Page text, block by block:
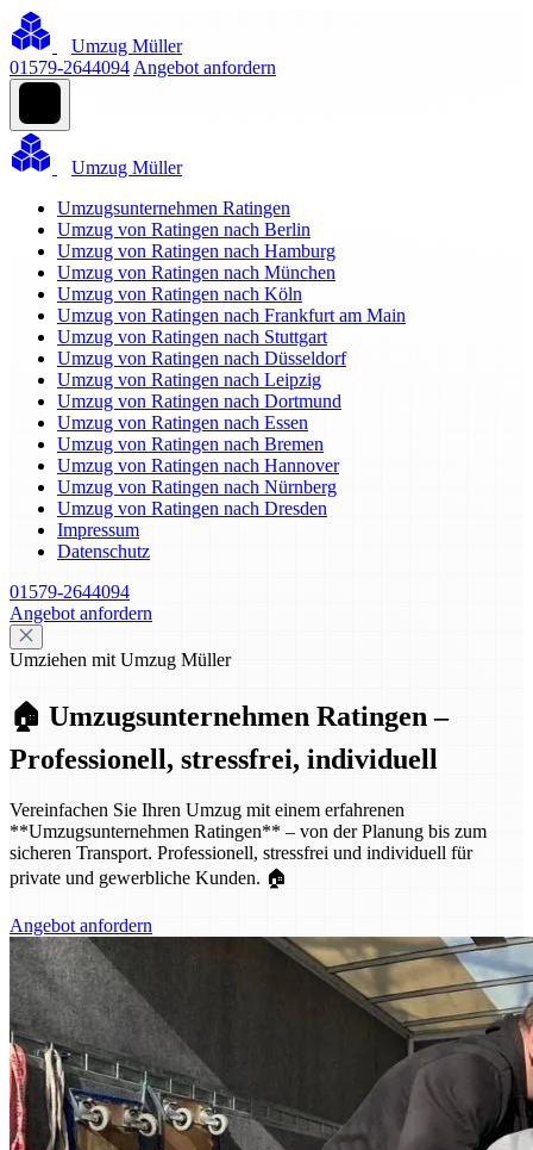
Umzug Müller
01579-2644094 Angebot anfordern
Umzug Müller
Umzugsunternehmen Ratingen
Umzug von Ratingen nach Berlin
Umzug von Ratingen nach Hamburg
Umzug von Ratingen nach München
Umzug von Ratingen nach Köln
Umzug von Ratingen nach Frankfurt am Main
Umzug von Ratingen nach Stuttgart
Umzug von Ratingen nach Düsseldorf
Umzug von Ratingen nach Leipzig
Umzug von Ratingen nach Dortmund
Umzug von Ratingen nach Essen
Umzug von Ratingen nach Bremen
Umzug von Ratingen nach Hannover
Umzug von Ratingen nach Nürnberg
Umzug von Ratingen nach Dresden
Impressum
Datenschutz
01579-2644094
Angebot anfordern
Umziehen mit Umzug Müller
🏠 Umzugsunternehmen Ratingen –
Professionell, stressfrei, individuell
Vereinfachen Sie Ihren Umzug mit einem erfahrenen
**Umzugsunternehmen Ratingen** – von der Planung bis zum
sicheren Transport. Professionell, stressfrei und individuell für
private und gewerbliche Kunden. 🏠
Angebot anfordern